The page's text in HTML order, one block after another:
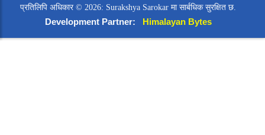
प्रतिलिपि अधिकार © 2026: Surakshya Sarokar मा सार्बधिक सुरक्षित छ.
Development Partner: Himalayan Bytes